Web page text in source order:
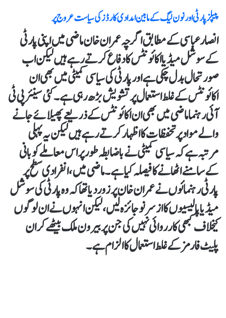
پیپلز پارٹی اور نون لیگ کے مابین امدادی کارڈز کی سیاست عروج پر
انصار عباسی کے مطابق اگرچہ عمران خان ماضی میں اپنی پارٹی
کے سوشل میڈیا اکائونٹس کا دفاع کرتے رہے ہیں لیکن اب
صورتحال بدل چکی ہے اور پارٹی کی سیاسی کمیٹی میں بھی ان
اکائونٹس کے غلط استعمال پر تشویش بڑھ رہی ہے۔ کئی سینئر پی ٹی
آئی رہنما ماضی میں بھی ان اکائونٹس کے ذریعے پھیلائے جانے
والے مواد پر تحفظات کا اظہار کرتے رہے ہیں لیکن یہ پہلی
مرتبہ ہے کہ سیاسی کمیٹی نے باضابطہ طور پر اس معاملے کو بانی
کے سامنے اٹھانے کا فیصلہ کیا ہے۔ ماضی میں، انفرادی سطح پر
پارٹی رہنمائوں نے عمران خان پر زور دیا تھا کہ وہ پارٹی کی سوشل
میڈیا پالیسیوں کا از سر نو جائزہ لیں، لیکن انہوں نے ان لوگوں
کیخلاف کبھی کارروائی نہیں کی جن پر بیرون ملک بیٹھے کر ان
پلیٹ فارمز کے غلط استعمال کا الزام ہے۔